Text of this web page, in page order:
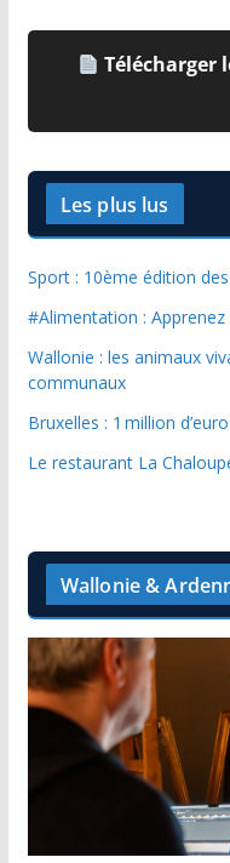
Télécharger
Les plus lus
Sport : 10ème édition
#Alimentation :
Wallonie : les animaux
communaux
Bruxelles : 1 million
Le restaurant La
Wallonie &